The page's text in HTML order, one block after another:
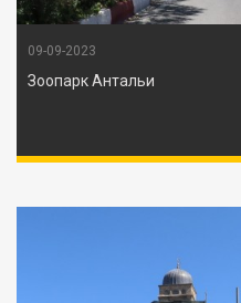
09-09-2023
Зоопарк Антальи